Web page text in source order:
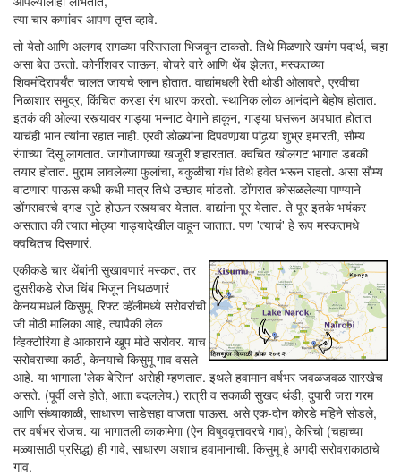
त्या चार कणांवर आपण तृप्त व्हावे.
तो येतो आणि अलगद सगळ्या परिसराला भिजवून टाकतो. तिथे मिळणारे खमंग पदार्थ, चहा
असा बेत ठरतो. कोर्नीशवर जाऊन, बोचरे वारे आणि थेंब झेलत, मस्कतच्या
शिवमंदिरापर्यंत चालत जायचे प्लान होतात. वाद्यांमधली रेती थोडी ओलावते, एरवीचा
निळाशार समुद्र, किंचित करडा रंग धारण करतो. स्थानिक लोक आनंदाने बेहोष होतात.
इतकं की ओल्या रस्त्यावर गाड्या भन्नाट वेगाने हाकून, गाड्या घसरून अपघात होतात
याचंही भान त्यांना रहात नाही. एरवी डोळ्यांना दिपवणार्‍या पांढर्‍या शुभ्र इमारती, सौम्य
रंगाच्या दिसू लागतात. जागोजागच्या खजूरी शहारतात. क्वचित खोलगट भागात डबकी
तयार होतात. मुद्दाम लावलेल्या फुलांचा, बकुळीचा गंध तिथे हवेत भरून राहतो. असा सौम्य
वाटणारा पाऊस कधी कधी मात्र तिथे उच्छाद मांडतो. डोंगरात कोसळलेल्या पाण्याने
डोंगरावरचे दगड सुटे होऊन रस्त्यावर येतात. वाद्यांना पूर येतात. ते पूर इतके भयंकर
असतात की त्यात मोठ्या गाड्यादेखील वाहून जातात. पण 'त्याचं' हे रूप मस्कतमधे
क्वचितच दिसणारं.
एकीकडे चार थेंबांनी सुखावणारं मस्कत, तर
दुसरीकडे रोज चिंब भिजून निथळणारं
केनयामधलं किसुमू. रिफ्ट व्हॅलीमध्ये सरोवरांची
जी मोठी मालिका आहे, त्यापैकी लेक
व्हिक्टोरिया हे आकाराने खूप मोठे सरोवर. याच
सरोवराच्या काठी, केनयाचे किसुमू गाव वसले
आहे. या भागाला 'लेक बेसिन' असेही म्हणतात. इथले हवामान वर्षभर जवळजवळ सारखेच
असते. (पूर्वी असे होते, आता बदललेय.) रात्री व सकाळी सुखद थंडी, दुपारी जरा गरम
आणि संध्याकाळी, साधारण साडेसहा वाजता पाऊस. असे एक-दोन कोरडे महिने सोडले,
तर वर्षभर रोजच. या भागातली काकामेगा (ऐन विषुववृत्तावरचे गाव), केरिचो (चहाच्या
मळ्यासाठी प्रसिद्ध) ही गावे, साधारण अशाच हवामानाची. किसुमू हे अगदी सरोवराकाठाचे
गाव.